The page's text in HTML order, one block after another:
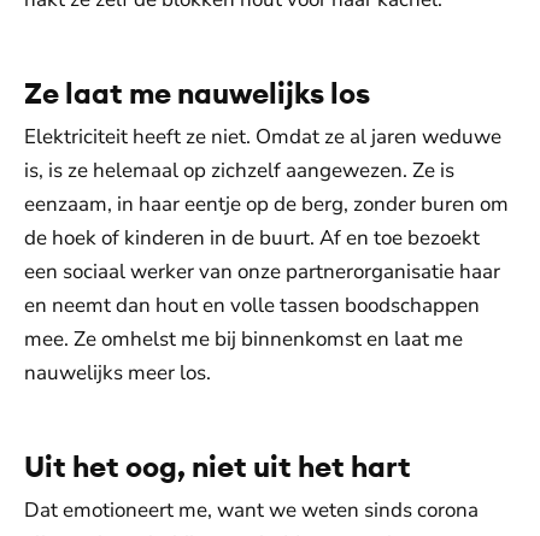
Ze laat me nauwelijks los
Elektriciteit heeft ze niet. Omdat ze al jaren weduwe
is, is ze helemaal op zichzelf aangewezen. Ze is
eenzaam, in haar eentje op de berg, zonder buren om
de hoek of kinderen in de buurt. Af en toe bezoekt
een sociaal werker van onze partnerorganisatie haar
en neemt dan hout en volle tassen boodschappen
mee. Ze omhelst me bij binnenkomst en laat me
nauwelijks meer los.
Uit het oog, niet uit het hart
Dat emotioneert me, want we weten sinds corona